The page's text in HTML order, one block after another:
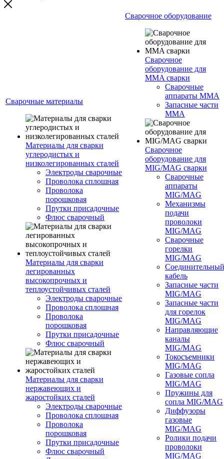
Сварочные материалы
Материалы для сварки
углеродистых и
низколегированных сталей
Электроды сварочные
Проволока сплошная
Проволока
порошковая
Прутки присадочные
Флюс сварочный
Материалы для сварки
легированных
высокопрочных и
теплоустойчивых сталей
Электроды сварочные
Проволока сплошная
Проволока
порошковая
Прутки присадочные
Флюс сварочный
Материалы для сварки
нержавеющих и
жаростойких сталей
Электроды сварочные
Проволока сплошная
Проволока
порошковая
Прутки присадочные
Флюс сварочный
Сварочное оборудование
Сварочное
оборудование для
MMA сварки
Сварочные
аппараты MMA
Запасные части
MMA
Сварочное
оборудование для
MIG/MAG сварки
Сварочные
аппараты
MIG/MAG
Механизмы
подачи
проволоки
MIG/MAG
Сварочные
горелки
MIG/MAG
Соединительный
кабель
Запасные части
MIG/MAG
Запасные части
для горелок
MIG/MAG
Направляющие
каналы
MIG/MAG
Токосъемники
MIG/MAG
Газовые сопла
MIG/MAG
Пружины для
сопла MIG/MAG
Диффузоры
газовые
MIG/MAG
Ролики подачи
проволоки
MIG/MAG